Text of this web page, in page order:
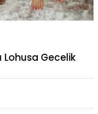
Lohusa Gecelik